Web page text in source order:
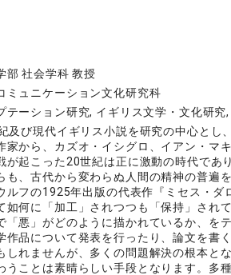
部 社会学科 教授
ミュニケーション文化研究科
テーション研究, イギリス文学・文化研究
及び現代イギリス小説を研究の中心とし
家から、カズオ・イシグロ、イアン・マ
が起こった20世紀は正に激動の時代であ
も、古代から変わらぬ人間の精神の普遍
ルフの1925年出版の代表作『ミセス・
如何に「加工」されつつも「保持」され
「悪」がどのように描かれているか、を
品について発表を行ったり、論文を書
しれませんが、多くの問題解決の根本と
うことは素晴らしい手段となります。多